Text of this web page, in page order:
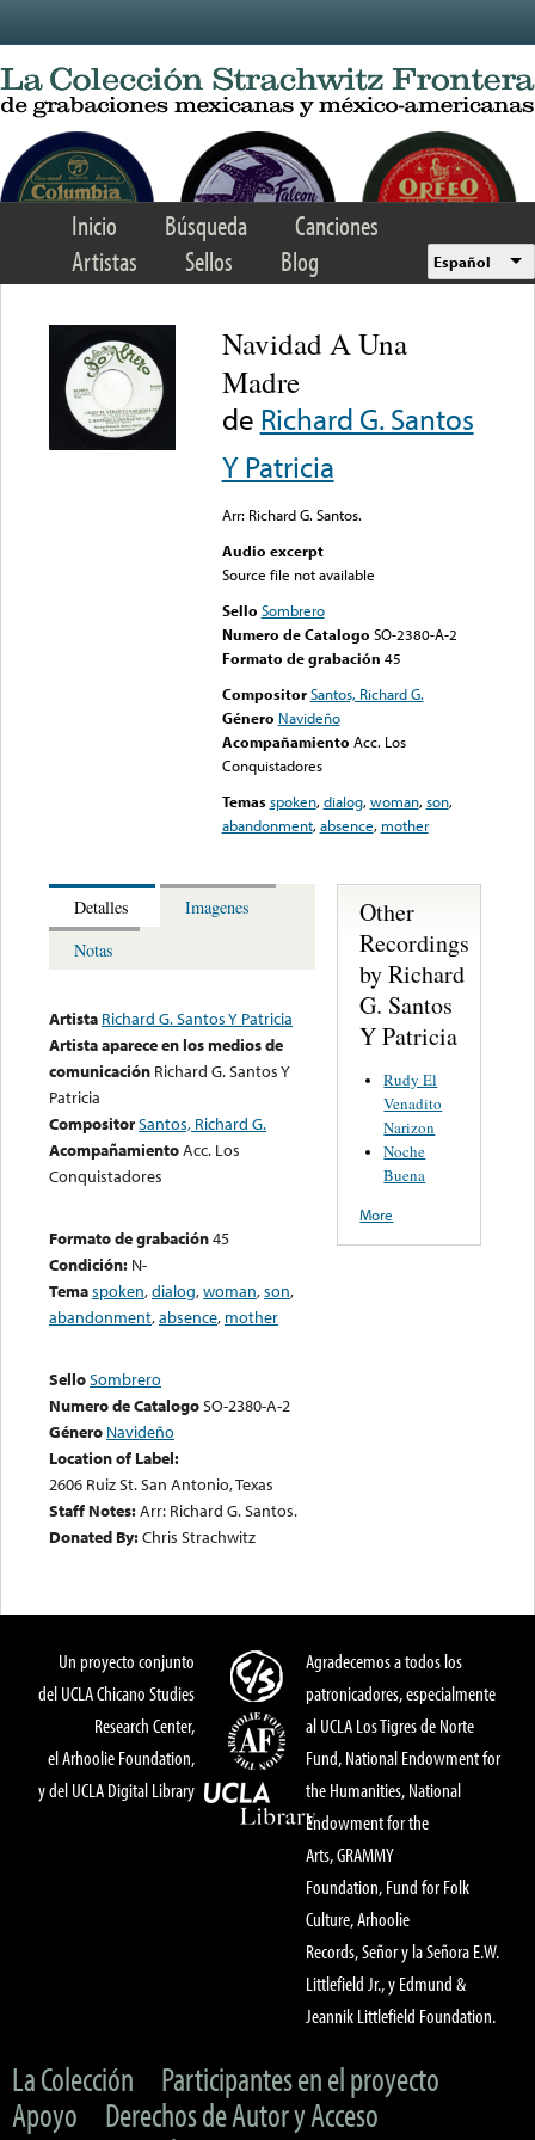
Inicio Búsqueda
Canciones
Artistas
Sellos Blog Español
Navidad A Una
Madre
de Richard G. Santos
Y Patricia
Arr: Richard G. Santos.
Audio excerpt
Source file not available
Sello Sombrero
Numero de Catalogo SO-2380-A-2
Formato de grabación 45
Compositor Santos, Richard G.
Género Navideño
Acompañamiento Acc. Los
Conquistadores
Temas spoken,dialog,woman,son,
abandonment,absence, mother
Detalles
Imagenes
Notas
Artista Richard G. Santos Y Patricia
Artista aparece en los medios de
comunicación Richard G. Santos Y
Patricia
CompositorSantos, Richard G.
AcompañamientoAcc. Los
Conquistadores
Formato de grabación45
Condición: N-
Temaspoken,dialog,woman,son,
abandonment,absence, mother
SelloSombrero
Numero de CatalogoSO-2380-A-2
Género Navideño
Location of Label:
2606 Ruiz St. San Antonio, Texas
Staff Notes:Arr: Richard G. Santos.
Donated By:Chris Strachwitz
Other
Recordings
by Richard
G. Santos
Y Patricia
Rudy El
Venadito
Narizon
Noche
Buena
More
Un proyecto conjunto
del UCLA Chicano Studies
Research Center,
el Arhoolie Foundation,
y del UCLA Digital Library
Agradecemos a todos los
patronicadores, especialmente
al UCLA Los Tigres de Norte
Fund, National Endowment for
the Humanities, National
Endowment for the
Arts, GRAMMY
Foundation, Fund for Folk
Culture, Arhoolie
Records, Señor y la Señora E.W.
Littlefield Jr., y Edmund &
Jeannik Littlefield Foundation.
La Colección
Participantes en el proyecto
Apoyo
Derechos de Autor y Acceso